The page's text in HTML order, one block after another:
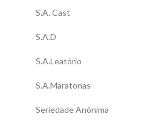
S.A. Cast
S.A.D
S.A.Leatório
S.A.Maratonas
Seriedade Anônima